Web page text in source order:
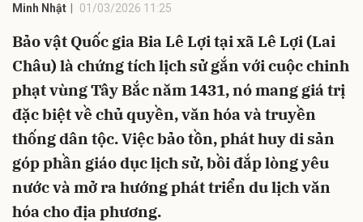
Minh Nhật 01/03/2026 11:25
Bảo vật Quốc gia Bia Lê Lợi tại xã Lê Lợi (Lai
Châu) là chứng tích lịch sử gắn với cuộc chinh
phạt vùng Tây Bắc năm 1431, nó mang giá trị
đặc biệt về chủ quyền, văn hóa và truyền
thống dân tộc. Việc bảo tồn, phát huy di sản
góp phần giáo dục lịch sử, bồi đắp lòng yêu
nước và mở ra hướng phát triển du lịch văn
hóa cho địa phương.
Hủy Gửi